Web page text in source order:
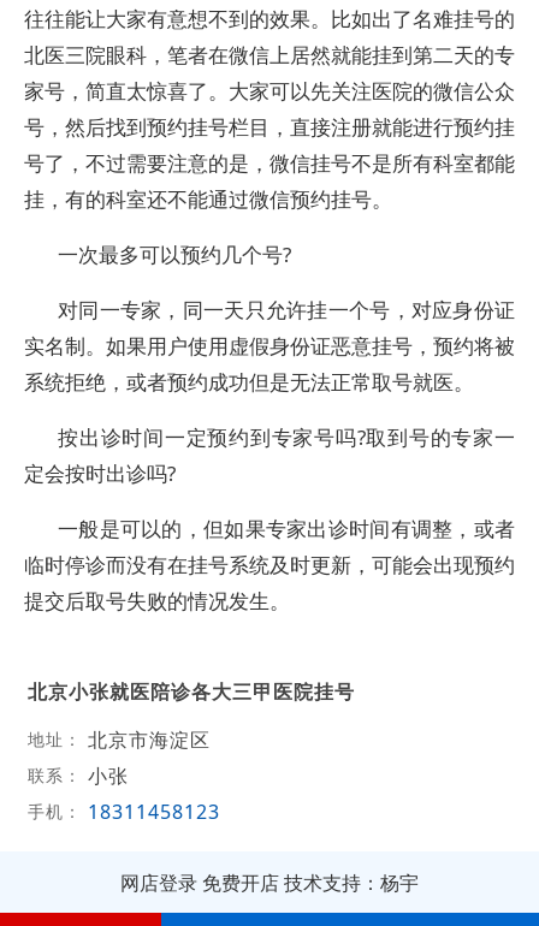
往往能让大家有意想不到的效果。比如出了名难挂号的
北医三院眼科，笔者在微信上居然就能挂到第二天的专
家号，简直太惊喜了。大家可以先关注医院的微信公众
号，然后找到预约挂号栏目，直接注册就能进行预约挂
号了，不过需要注意的是，微信挂号不是所有科室都能
挂，有的科室还不能通过微信预约挂号。
一次最多可以预约几个号?
对同一专家，同一天只允许挂一个号，对应身份证
实名制。如果用户使用虚假身份证恶意挂号，预约将被
系统拒绝，或者预约成功但是无法正常取号就医。
按出诊时间一定预约到专家号吗?取到号的专家一
定会按时出诊吗?
一般是可以的，但如果专家出诊时间有调整，或者
临时停诊而没有在挂号系统及时更新，可能会出现预约
提交后取号失败的情况发生。
北京小张就医陪诊各大三甲医院挂号
地址： 北京市海淀区
联系： 小张
手机： 18311458123
网店登录 免费开店技术支持：杨宇